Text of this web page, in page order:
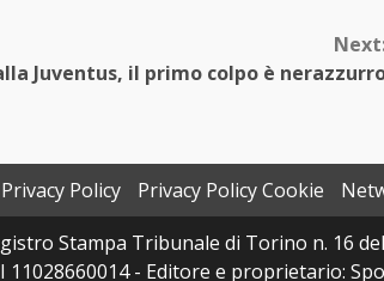
Juventus, il primo colpo è
Privacy Policy Privacy Policy Cookie
Stampa Tribunale di Torino n. 16
11028660014 - Editore e proprietario: